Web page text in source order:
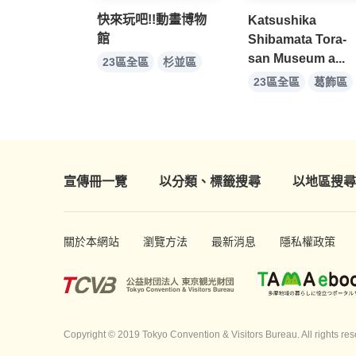
快來玩吧!!動畫博物
館
23區全區 杉並區
Katsushika
Shibamata Tora-
san Museum a...
23區全區 葛飾區
宣傳冊一覽 以分類、標籤搜尋 以地區搜尋
關於本網站 瀏覽方法 最新消息 隱私權政策
Copyright © 2019 Tokyo Convention & Visitors Bureau. All rights